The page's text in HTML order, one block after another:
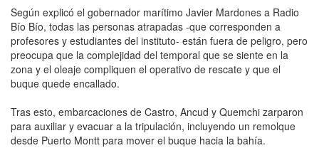
Según explicó el gobernador marítimo Javier Mardones a Radio
Bío Bío, todas las personas atrapadas -que corresponden a
profesores y estudiantes del instituto- están fuera de peligro, pero
preocupa que la complejidad del temporal que se siente en la
zona y el oleaje compliquen el operativo de rescate y que el
buque quede encallado.
Tras esto, embarcaciones de Castro, Ancud y Quemchi zarparon
para auxiliar y evacuar a la tripulación, incluyendo un remolque
desde Puerto Montt para mover el buque hacia la bahía.